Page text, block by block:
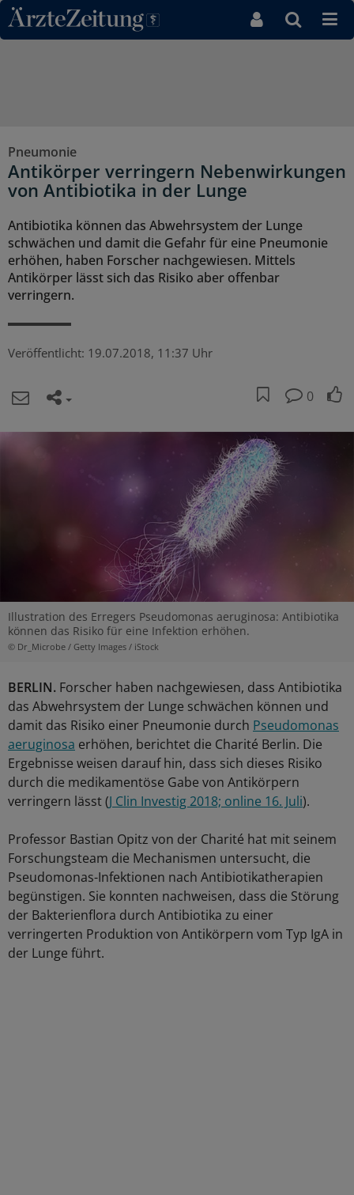
Direkt zum Inhaltsbereich
Pneumonie
Antikörper verringern Nebenwirkungen
von Antibiotika in der Lunge
Antibiotika können das Abwehrsystem der Lunge
schwächen und damit die Gefahr für eine Pneumonie
erhöhen, haben Forscher nachgewiesen. Mittels
Antikörper lässt sich das Risiko aber offenbar
verringern.
Veröffentlicht: 19.07.2018, 11:37 Uhr
0
Illustration des Erregers Pseudomonas aeruginosa: Antibiotika
können das Risiko für eine Infektion erhöhen.
© Dr_Microbe / Getty Images / iStock
BERLIN. Forscher haben nachgewiesen, dass Antibiotika
das Abwehrsystem der Lunge schwächen können und
damit das Risiko einer Pneumonie durch Pseudomonas
aeruginosa erhöhen, berichtet die Charité Berlin. Die
Ergebnisse weisen darauf hin, dass sich dieses Risiko
durch die medikamentöse Gabe von Antikörpern
verringern lässt (J Clin Investig 2018; online 16. Juli).
Professor Bastian Opitz von der Charité hat mit seinem
Forschungsteam die Mechanismen untersucht, die
Pseudomonas-Infektionen nach Antibiotikatherapien
begünstigen. Sie konnten nachweisen, dass die Störung
der Bakterienflora durch Antibiotika zu einer
verringerten Produktion von Antikörpern vom Typ IgA in
der Lunge führt.